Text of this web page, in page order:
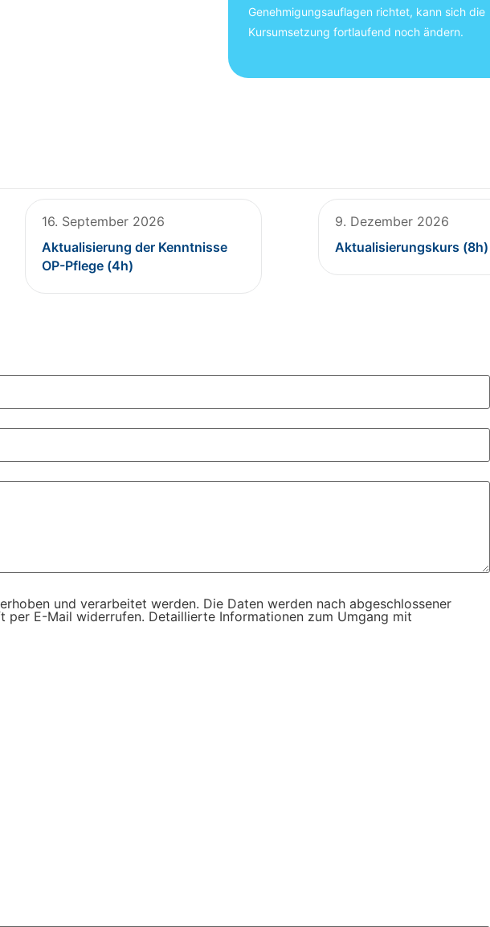
Genehmigungsauflagen richtet, kann sich die
Kursumsetzung fortlaufend noch ändern.
16. September 2026
Aktualisierung der Kenntnisse
OP-Pflege (4h)
9. Dezember 2026
Aktualisierungskurs (8h)
und verarbeitet werden. Die Daten werden nach abgeschlossener
E-Mail widerrufen. Detaillierte Informationen zum Umgang mit